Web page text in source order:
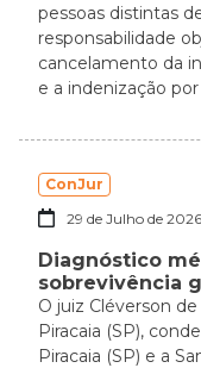
pessoas distintas
responsabilidade
cancelamento da
e a indenização
ConJur
29 de Julho de 2026
Diagnóstico
sobrevivência
O juiz Cléverson de
Piracaia (SP),
Piracaia (SP) e a